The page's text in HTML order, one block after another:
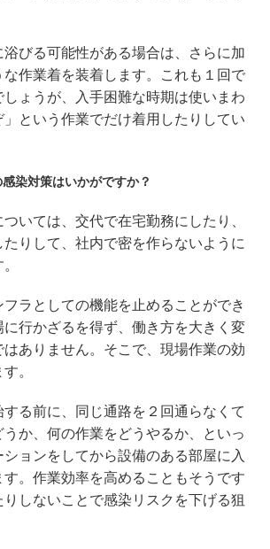
びる可能性がある場合は、さらに加
な作業着を装着します。これも１回で
ょうが、入手困難な時期は使いまわ
」という作業でだけ着用したりしてい
染対策はいかがですか？
いては、交代で在宅勤務にしたり、
りして、社内で密を作らないように
ラとしての機能を止めることができ
に行かざるを得ず、働き方を大きく変
はありません。そこで、現場作業の効
。
る前に、同じ通路を２回通らなくて
か、何の作業をどうやるか、といっ
ョンをしてから設備のある部屋に入
す。作業効率を高めることもそうです
しないことで感染リスクを下げる狙